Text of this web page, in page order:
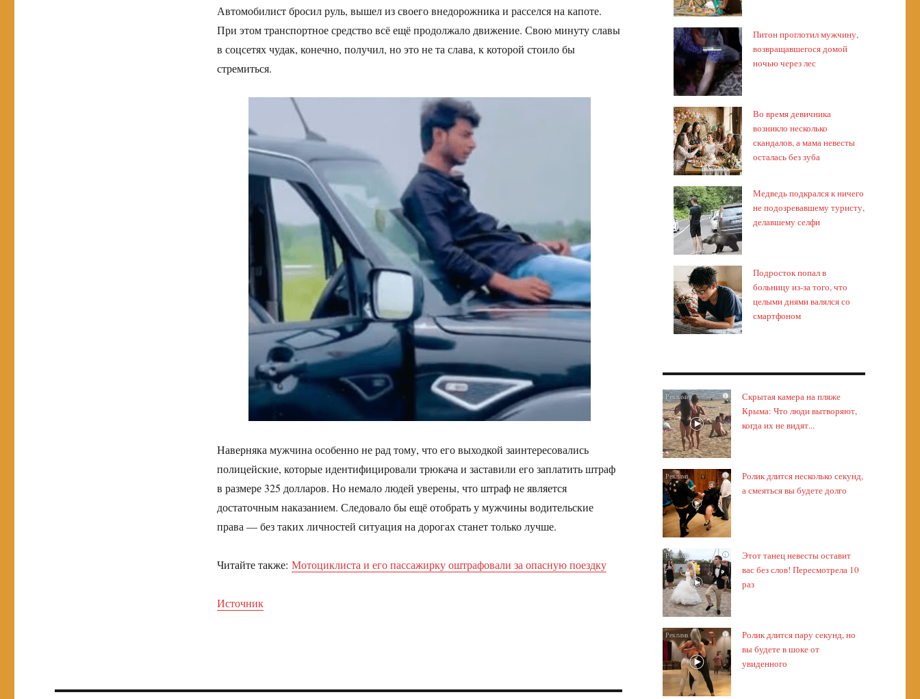
Автомобилист бросил руль, вышел из своего внедорожника и расселся на капоте.
При этом транспортное средство всё ещё продолжало движение. Свою минуту славы
в соцсетях чудак, конечно, получил, но это не та слава, к которой стоило бы
стремиться.
Наверняка мужчина особенно не рад тому, что его выходкой заинтересовались
полицейские, которые идентифицировали трюкача и заставили его заплатить штраф
в размере 325 долларов. Но немало людей уверены, что штраф не является
достаточным наказанием. Следовало бы ещё отобрать у мужчины водительские
права — без таких личностей ситуация на дорогах станет только лучше.
Читайте также: Мотоциклиста и его пассажирку оштрафовали за опасную поездку
Источник
Питон проглотил мужчину,
возвращавшегося домой
ночью через лес
Во время девичника
возникло несколько
скандалов, а мама невесты
осталась без зуба
Медведь подкрался к ничего
не подозревавшему туристу,
делавшему селфи
Подросток попал в
больницу из-за того, что
целыми днями валялся со
смартфоном
i
Скрытая камера на пляже
Крыма: Что люди вытворяют,
когда их не видят...
i
Ролик длится несколько секунд,
а смеяться вы будете долго
i
Этот танец невесты оставит
вас без слов! Пересмотрела 10
раз
i
Ролик длится пару секунд, но
вы будете в шоке от
увиденного